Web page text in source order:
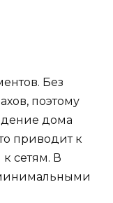
Без
поэтому
дома
приводит к
сетям. В
минимальными